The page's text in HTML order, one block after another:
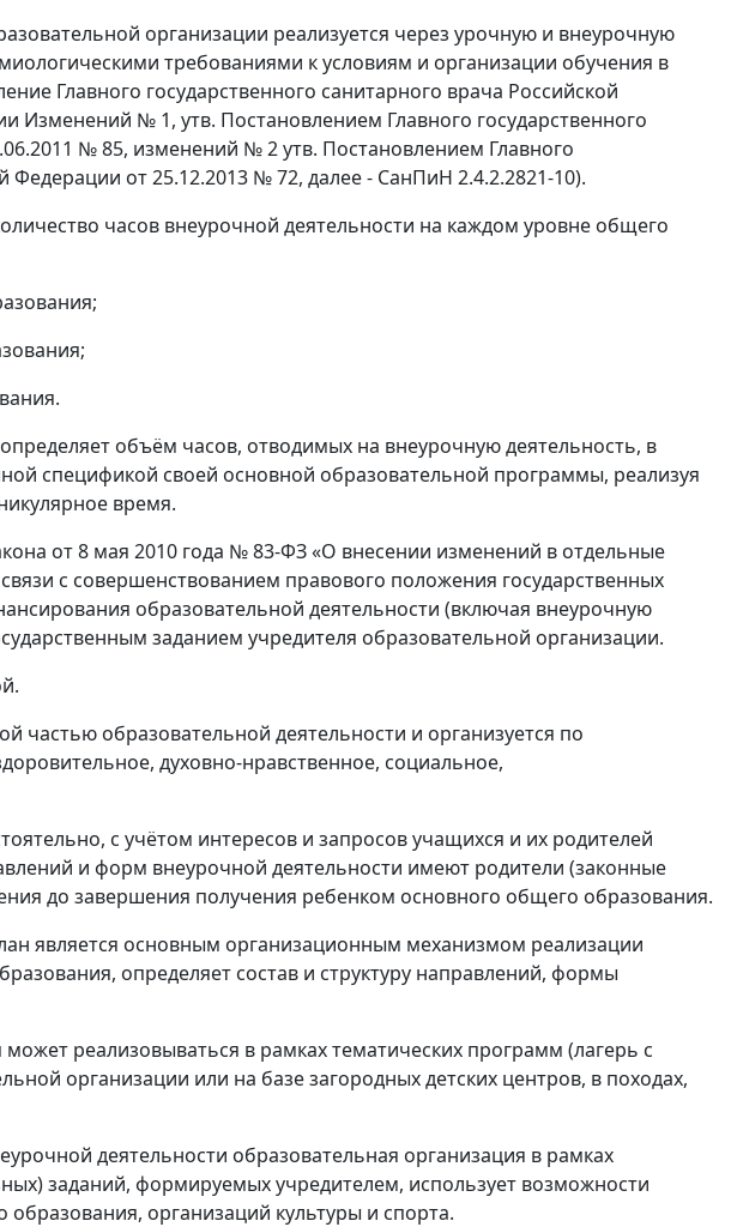
организации реализуется через урочную и внеурочную
требованиями к условиям и организации обучения в
Главного государственного санитарного врача Российской
Изменений № 1, утв. Постановлением Главного государственного
№ 85, изменений № 2 утв. Постановлением Главного
Федерации от 25.12.2013 № 72, далее - СанПиН 2.4.2.2821-10).
часов внеурочной деятельности на каждом уровне общего
объём часов, отводимых на внеурочную деятельность, в
спецификой своей основной образовательной программы, реализуя
время.
от 8 мая 2010 года № 83-ФЗ «О внесении изменений в отдельные
с совершенствованием правового положения государственных
образовательной деятельности (включая внеурочную
заданием учредителя образовательной организации.
частью образовательной деятельности и организуется по
духовно-нравственное, социальное,
с учётом интересов и запросов учащихся и их родителей
и форм внеурочной деятельности имеют родители (законные
до завершения получения ребенком основного общего образования.
является основным организационным механизмом реализации
определяет состав и структуру направлений, формы
реализовываться в рамках тематических программ (лагерь с
организации или на базе загородных детских центров, в походах,
деятельности образовательная организация в рамках
заданий, формируемых учредителем, использует возможности
организаций культуры и спорта.